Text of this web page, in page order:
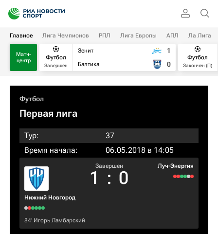
Главное Лига Чемпионов РПЛ Лига Европы АПЛ Ла Лига
Матч-
центр
Футбол
Завершен
Зенит
Балтика
1
0
Футбол
Закончен (П)
Футбол
Первая лига
Тур:
37
Время начала:
06.05.2018 в 14:05
Нижний Новгород
Завершен
1 : 0
Луч-Энергия
84‎’‎ Игорь Ламбарский